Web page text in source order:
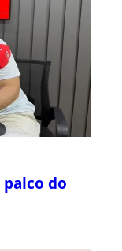
palco do